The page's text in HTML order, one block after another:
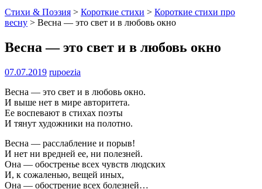
Стихи & Поэзия > Короткие стихи > Короткие стихи про
весну > Весна — это свет и в любовь окно
Весна — это свет и в любовь окно
07.07.2019 rupoezia
Весна — это свет и в любовь окно.
И выше нет в мире авторитета.
Ее воспевают в стихах поэты
И тянут художники на полотно.
Весна — расслабление и порыв!
И нет ни вредней ее, ни полезней.
Она — обостренье всех чувств людских
И, к сожаленью, вещей иных,
Она — обострение всех болезней…